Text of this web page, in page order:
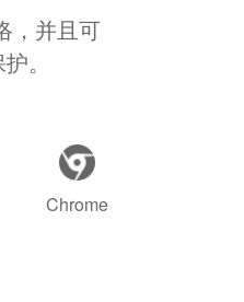
，并且可
。
Chrome